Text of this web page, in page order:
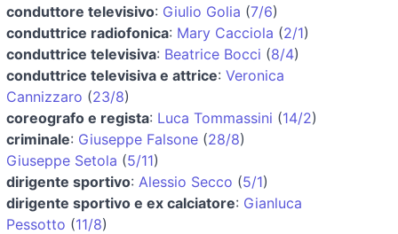
conduttore televisivo: Giulio Golia (7/6)
conduttrice radiofonica: Mary Cacciola (2/1)
conduttrice televisiva: Beatrice Bocci (8/4)
conduttrice televisiva e attrice: Veronica
Cannizzaro (23/8)
coreografo e regista: Luca Tommassini (14/2)
criminale: Giuseppe Falsone (28/8)
Giuseppe Setola (5/11)
dirigente sportivo: Alessio Secco (5/1)
dirigente sportivo e ex calciatore: Gianluca
Pessotto (11/8)